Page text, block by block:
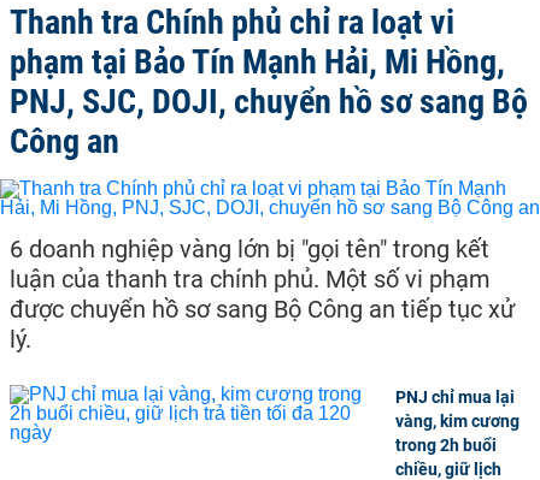
Thanh tra Chính phủ chỉ ra loạt vi
phạm tại Bảo Tín Mạnh Hải, Mi Hồng,
PNJ, SJC, DOJI, chuyển hồ sơ sang Bộ
Công an
6 doanh nghiệp vàng lớn bị "gọi tên" trong kết
luận của thanh tra chính phủ. Một số vi phạm
được chuyển hồ sơ sang Bộ Công an tiếp tục xử
lý.
PNJ chỉ mua lại
vàng, kim cương
trong 2h buổi
chiều, giữ lịch